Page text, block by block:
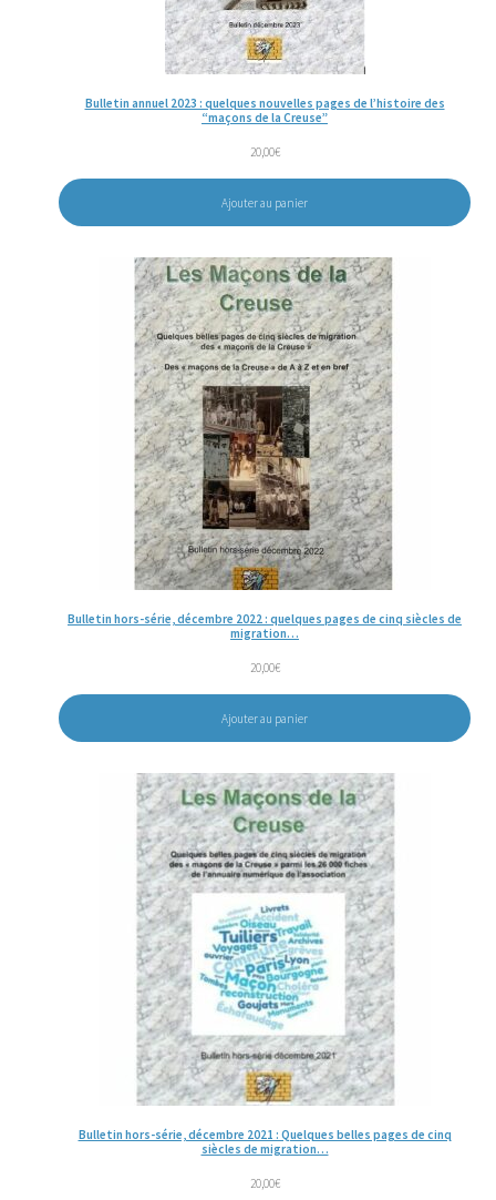
Bulletin annuel 2023 : quelques nouvelles pages de l’histoire des
“maçons de la Creuse”
20,00€
Ajouter au panier
Bulletin hors-série, décembre 2022 : quelques pages de cinq siècles de
migration…
20,00€
Ajouter au panier
Bulletin hors-série, décembre 2021 : Quelques belles pages de cinq
siècles de migration…
20,00€